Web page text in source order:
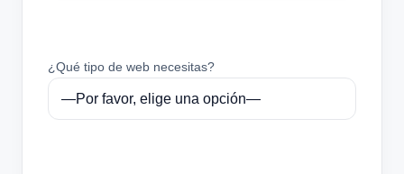
¿Qué tipo de web necesitas?